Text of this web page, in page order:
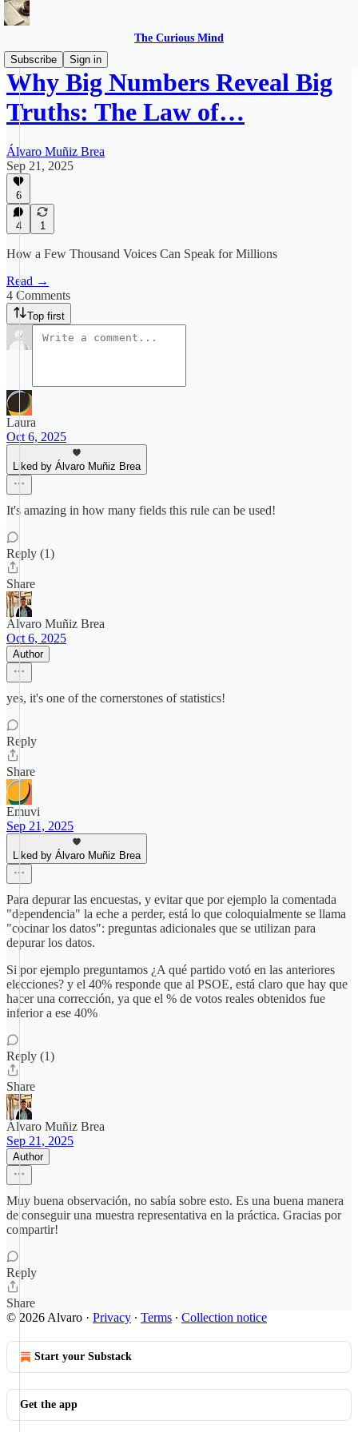
The Curious Mind
Subscribe
Sign in
Why Big Numbers Reveal Big
Truths: The Law of…
Álvaro Muñiz Brea
Sep 21, 2025
6
4 1
How a Few Thousand Voices Can Speak for Millions
Read →
4 Comments
Top first
Laura
Oct 6, 2025
Liked by Álvaro Muñiz Brea
It's amazing in how many fields this rule can be used!
Reply (1)
Share
Álvaro Muñiz Brea
Oct 6, 2025
Author
yes, it's one of the cornerstones of statistics!
Reply
Share
Emuvi
Sep 21, 2025
Liked by Álvaro Muñiz Brea
Para depurar las encuestas, y evitar que por ejemplo la comentada
"dependencia" la eche a perder, está lo que coloquialmente se llama
"cocinar los datos": preguntas adicionales que se utilizan para
depurar los datos.
Si por ejemplo preguntamos ¿A qué partido votó en las anteriores
elecciones? y el 40% responde que al PSOE, está claro que hay que
hacer una corrección, ya que el % de votos reales obtenidos fue
inferior a ese 40%
Reply (1)
Share
Álvaro Muñiz Brea
Sep 21, 2025
Author
Muy buena observación, no sabía sobre esto. Es una buena manera
de conseguir una muestra representativa en la práctica. Gracias por
compartir!
Reply
Share
© 2026 Alvaro · Privacy ∙ Terms ∙ Collection notice
Start your Substack
Get the app